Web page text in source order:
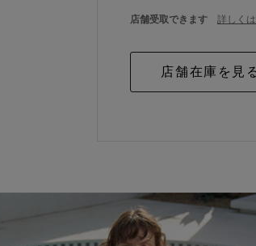
店舗受取できます 詳しく